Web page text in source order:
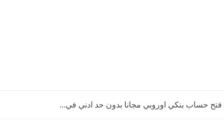
فتح حساب بنكي اوروبي مجانا بدون حد ادني في...